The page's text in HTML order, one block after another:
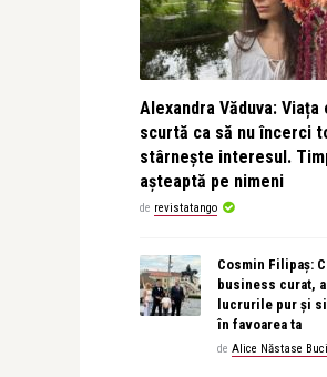
Alexandra Văduva: Viața
scurtă ca să nu încerci
stârnește interesul.
așteaptă pe nimeni
de revistatango
Cosmin Filipaș:
business curat,
lucrurile pur și
în favoarea ta
de Alice Năstase